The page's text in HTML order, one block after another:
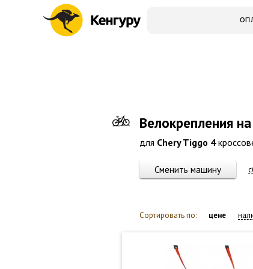
Велокрепления
для Chery Tiggo 4
Сменить машину
Сортировать по: цене